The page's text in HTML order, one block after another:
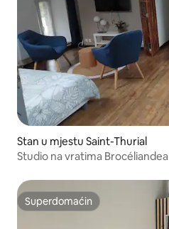
Stan u mjestu Saint-Thurial
Studio na vratima Brocéliandea
Superdomaćin
Superdomaćin